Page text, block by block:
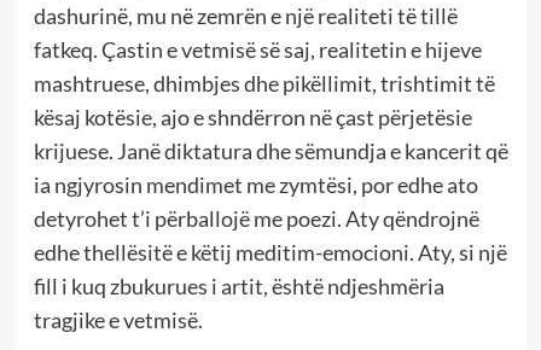
dashurinë, mu në zemrën e një realiteti të tillë
fatkeq. Çastin e vetmisë së saj, realitetin e hijeve
mashtruese, dhimbjes dhe pikëllimit, trishtimit të
kësaj kotësie, ajo e shndërron në çast përjetësie
krijuese. Janë diktatura dhe sëmundja e kancerit që
ia ngjyrosin mendimet me zymtësi, por edhe ato
detyrohet t’i përballojë me poezi. Aty qëndrojnë
edhe thellësitë e këtij meditim-emocioni. Aty, si një
fill i kuq zbukurues i artit, është ndjeshmëria
tragjike e vetmisë.